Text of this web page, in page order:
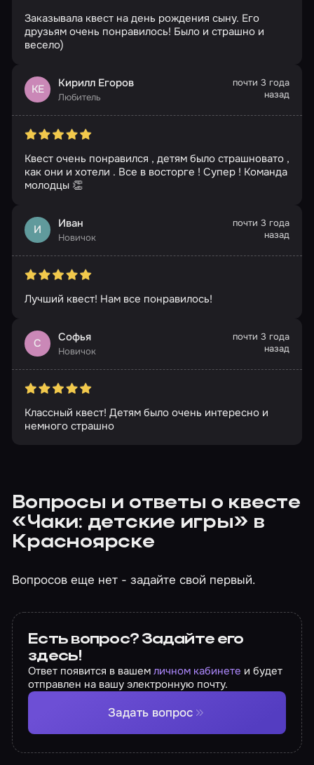
Заказывала квест на день рождения сыну. Его
друзьям очень понравилось! Было и страшно и
весело)
КЕ Кирилл Егоров
Любитель
почти 3 года
назад
Квест очень понравился , детям было страшновато ,
как они и хотели . Все в восторге ! Супер ! Команда
молодцы 👏
И Иван
Новичок
почти 3 года
назад
Лучший квест! Нам все понравилось!
С Софья
Новичок
почти 3 года
назад
Классный квест! Детям было очень интересно и
немного страшно
Вопросы и ответы о квесте
«Чаки: детские игры» в
Красноярске
Вопросов еще нет - задайте свой первый.
Есть вопрос? Задайте его
здесь!
Ответ появится в вашемличном кабинете и будет
отправлен на вашу электронную почту.
Задать вопрос